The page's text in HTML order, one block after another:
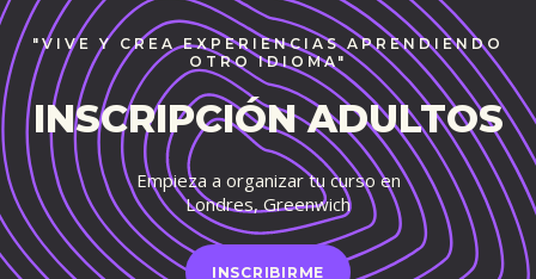
"VIVE Y CREA EXPERIENCIAS APRENDIENDO
OTRO IDIOMA"
INSCRIPCIÓN ADULTOS
Empieza a organizar tu curso en
Londres, Greenwich
INSCRIBIRME